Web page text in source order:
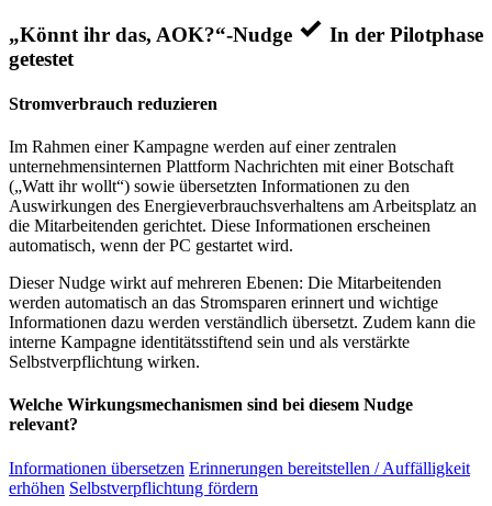
„Könnt ihr das, AOK?“-Nudge
In der Pilotphase
getestet
Stromverbrauch reduzieren
Im Rahmen einer Kampagne werden auf einer zentralen
unternehmensinternen Plattform Nachrichten mit einer Botschaft
(„Watt ihr wollt“) sowie übersetzten Informationen zu den
Auswirkungen des Energieverbrauchsverhaltens am Arbeitsplatz an
die Mitarbeitenden gerichtet. Diese Informationen erscheinen
automatisch, wenn der PC gestartet wird.
Dieser Nudge wirkt auf mehreren Ebenen: Die Mitarbeitenden
werden automatisch an das Stromsparen erinnert und wichtige
Informationen dazu werden verständlich übersetzt. Zudem kann die
interne Kampagne identitätsstiftend sein und als verstärkte
Selbstverpflichtung wirken.
Welche Wirkungsmechanismen sind bei diesem Nudge
relevant?
Informationen übersetzen Erinnerungen bereitstellen / Auffälligkeit
erhöhen Selbstverpflichtung fördern